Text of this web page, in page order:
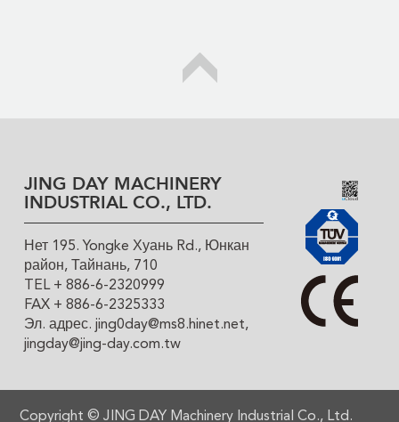
JING DAY MACHINERY
INDUSTRIAL CO., LTD.
Нет 195. Yongke Хуань Rd., Юнкан
район, Тайнань, 710
TEL + 886-6-2320999
FAX + 886-6-2325333
Эл. адрес.jing0day@ms8.hinet.net,
jingday@jing-day.com.tw
Copyright ©JING DAY Machinery Industrial Co., Ltd.